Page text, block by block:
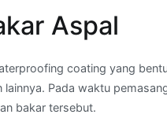
Aspal
coating yang
Pada waktu
bakar tersebut.